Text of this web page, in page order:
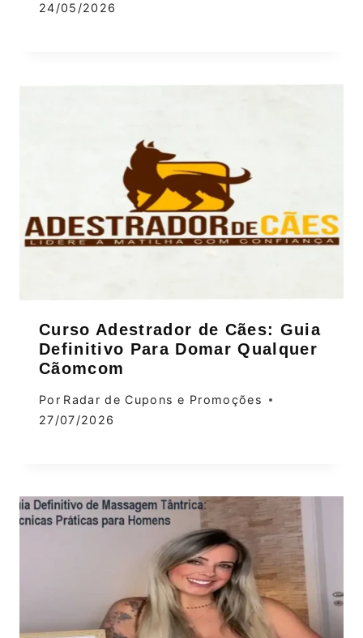
24/05/2026
Curso Adestrador de Cães: Guia
Definitivo Para Domar Qualquer
Cãomcom
Por Radar de Cupons e Promoções
27/07/2026